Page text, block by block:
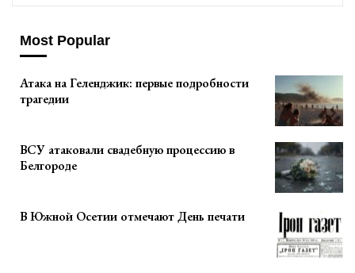
Most Popular
Атака на Геленджик: первые подробности
трагедии
ВСУ атаковали свадебную процессию в
Белгороде
В Южной Осетии отмечают День печати